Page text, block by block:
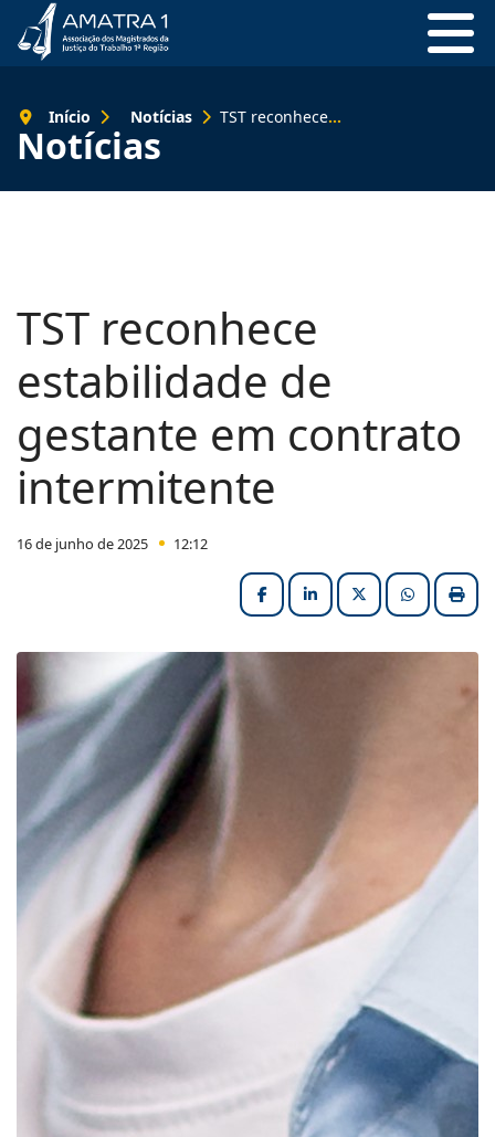
Notícias
Início Notícias TST reconhece estabilidade de gestante em contrato intermitente
TST reconhece
estabilidade de
gestante em contrato
intermitente
16 de junho de 2025 12:12
FacebookLinkedInX (formerly